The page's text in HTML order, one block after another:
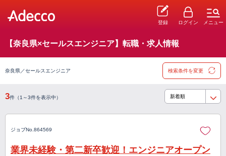
登録 ログイン メニュー
【奈良県×セールスエンジニア】転職・求人情報
奈良県／セールスエンジニア 検索条件を変更
3件（1～3件を表示中）
ジョブNo.864569
業界未経験・第二新卒歓迎！エンジニアオープン